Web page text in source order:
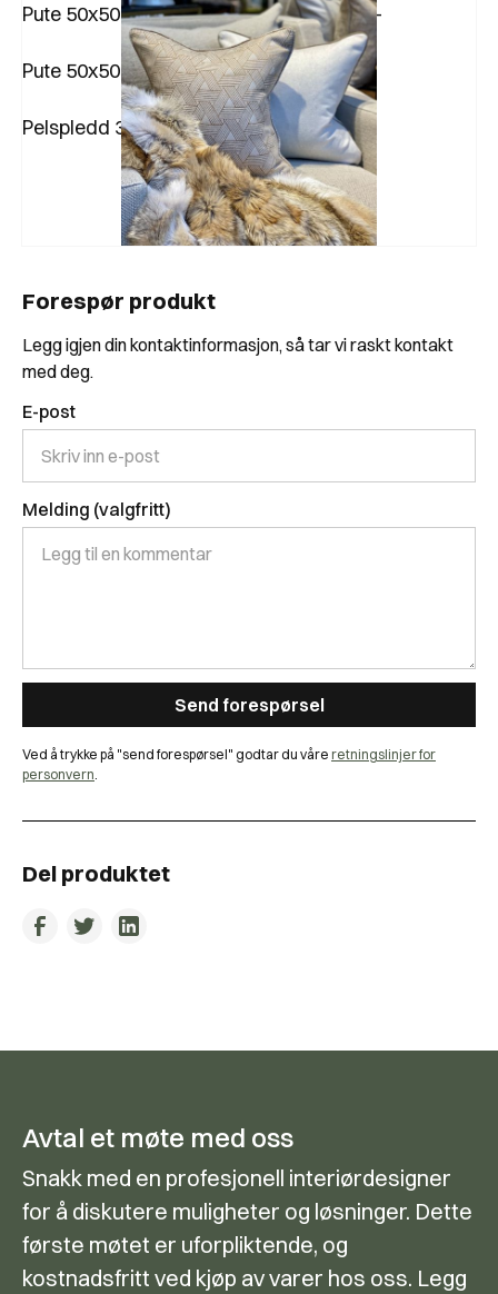
Forespør produkt
Legg igjen din kontaktinformasjon, så tar vi raskt kontakt
med deg.
E-post
Melding (valgfritt)
Ved å trykke på "send forespørsel" godtar du våre retningslinjer for
personvern.
Del produktet
Pute 50x50 i ulltekstil fra Mulberry 3.980,-
Pute 50x50 i ulltekstil fra Dedar
Pelspledd 31.250,-
Avtal et møte med oss
Snakk med en profesjonell interiørdesigner
for å diskutere muligheter og løsninger. Dette
første møtet er uforpliktende, og
kostnadsfritt ved kjøp av varer hos oss. Legg